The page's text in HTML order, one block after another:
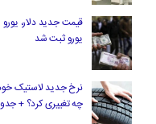
یورو ثبت شد
نرخ جدید لاستیک
چه تغییری کرد؟ +